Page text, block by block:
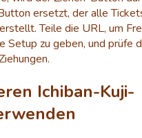
ersetzt, der alle
Teile die URL, um
Setup zu geben, und prüfe
Ichiban-Kuji-